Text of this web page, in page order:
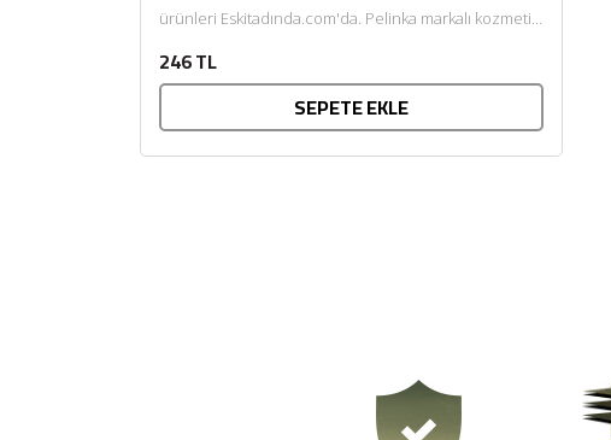
ürünleri Eskitadında.com'da. Pelinka markalı kozmetik
246 TL
SEPETE EKLE